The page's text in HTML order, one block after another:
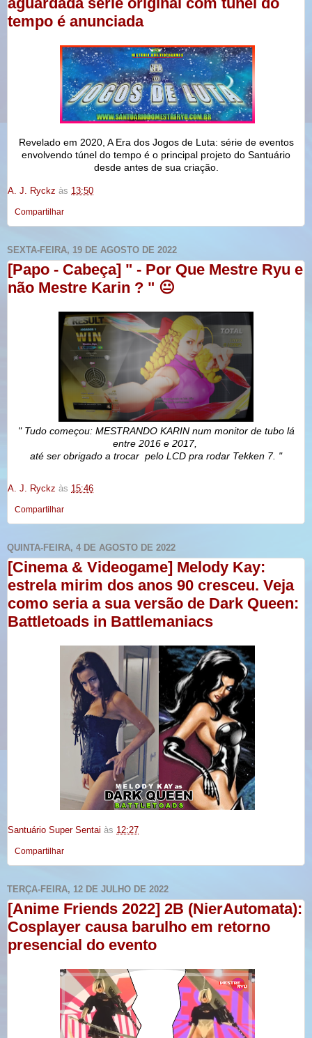
tempo é anunciada
Revelado em 2020, A Era dos Jogos de Luta: série de eventos
envolvendo túnel do tempo é o principal projeto do Santuário
desde antes de sua criação.
A. J. Ryckz às 13:50
Compartilhar
SEXTA-FEIRA, 19 DE AGOSTO DE 2022
[Papo - Cabeça] " - Por Que Mestre Ryu e
não Mestre Karin ? " 😐
" Tudo começou: MESTRANDO KARIN num monitor de tubo lá
entre 2016 e 2017,
até ser obrigado a trocar pelo LCD pra rodar Tekken 7. "
A. J. Ryckz às 15:46
Compartilhar
QUINTA-FEIRA, 4 DE AGOSTO DE 2022
[Cinema & Videogame] Melody Kay:
estrela mirim dos anos 90 cresceu. Veja
como seria a sua versão de Dark Queen:
Battletoads in Battlemaniacs
Santuário Super Sentai às 12:27
Compartilhar
TERÇA-FEIRA, 12 DE JULHO DE 2022
[Anime Friends 2022] 2B (NierAutomata):
Cosplayer causa barulho em retorno
presencial do evento